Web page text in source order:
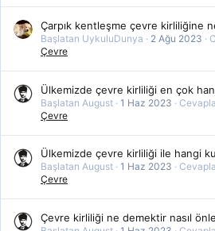
Çarpık kentleşme çevre kirliliğine
Başlatan UykuluDunya 2 Ağu 2023
Çevre
Ülkemizde çevre kirliliği en çok
Başlatan August 1 Haz 2023
Çevre
Ülkemizde çevre kirliliği ile hangi
Başlatan August 1 Haz 2023
Çevre
Çevre kirliliği ne demektir nasıl